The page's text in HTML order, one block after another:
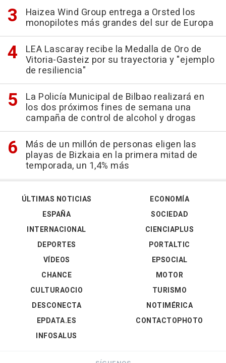
Haizea Wind Group entrega a Orsted los
monopilotes más grandes del sur de Europa
LEA Lascaray recibe la Medalla de Oro de
Vitoria-Gasteiz por su trayectoria y "ejemplo
de resiliencia"
La Policía Municipal de Bilbao realizará en
los dos próximos fines de semana una
campaña de control de alcohol y drogas
Más de un millón de personas eligen las
playas de Bizkaia en la primera mitad de
temporada, un 1,4% más
ÚLTIMAS NOTICIAS
ESPAÑA
INTERNACIONAL
DEPORTES
VÍDEOS
ECONOMÍA
SOCIEDAD
CIENCIAPLUS
PORTALTIC
EPSOCIAL
CHANCE
CULTURAOCIO
DESCONECTA
EPDATA.ES
INFOSALUS
MOTOR
TURISMO
NOTIMÉRICA
CONTACTOPHOTO